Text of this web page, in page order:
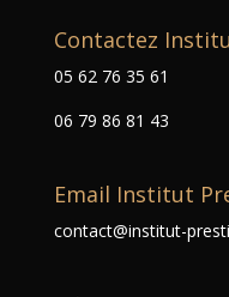
Contactez
05 62 76 35 61
06 79 86 81 43
Email Institut
contact@institut-